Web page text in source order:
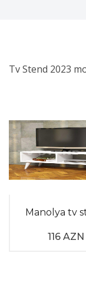
Tv Stend 2023
Manolya tv
116 AZN